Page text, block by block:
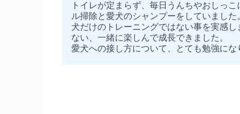
トイレが定まらず、毎日うんちやおしっ
ル掃除と愛犬のシャンプーをしていました
犬だけのトレーニングではない事を実感
ない、一緒に楽しんで成長できました。
愛犬への接し方について、とても勉強にな